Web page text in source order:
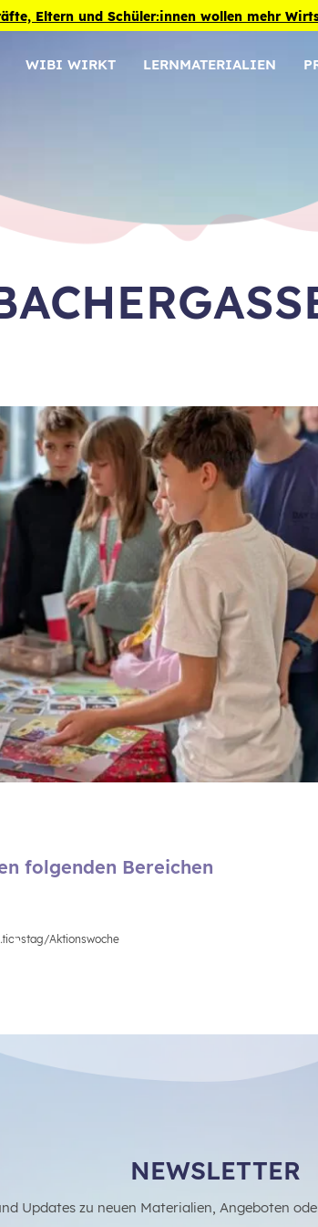
Eltern und Schüler:innen wollen mehr
WIBI WIRKT LERNMATERIALIEN
folgenden Bereichen
Aktionswoche
NEWSLETTER
Updates zu neuen Materialien, Angeboten